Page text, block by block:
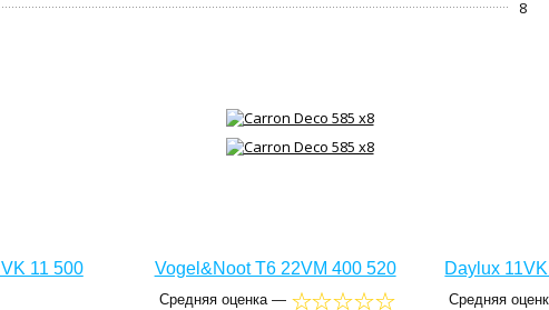
8
11 500
Vogel&Noot T6 22VM 400 520
Средняя оценка —
Daylux
Средняя